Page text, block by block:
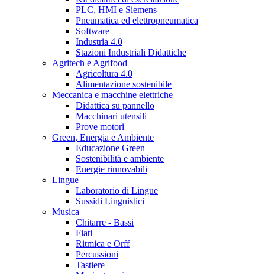
PLC, HMI e Siemens
Pneumatica ed elettropneumatica
Software
Industria 4.0
Stazioni Industriali Didattiche
Agritech e Agrifood
Agricoltura 4.0
Alimentazione sostenibile
Meccanica e macchine elettriche
Didattica su pannello
Macchinari utensili
Prove motori
Green, Energia e Ambiente
Educazione Green
Sostenibilità e ambiente
Energie rinnovabili
Lingue
Laboratorio di Lingue
Sussidi Linguistici
Musica
Chitarre - Bassi
Fiati
Ritmica e Orff
Percussioni
Tastiere